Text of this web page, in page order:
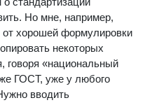
Но мне, например,
от хорошей формулировки
некоторых
говоря «национальный
же ГОСТ, уже у любого
вводить